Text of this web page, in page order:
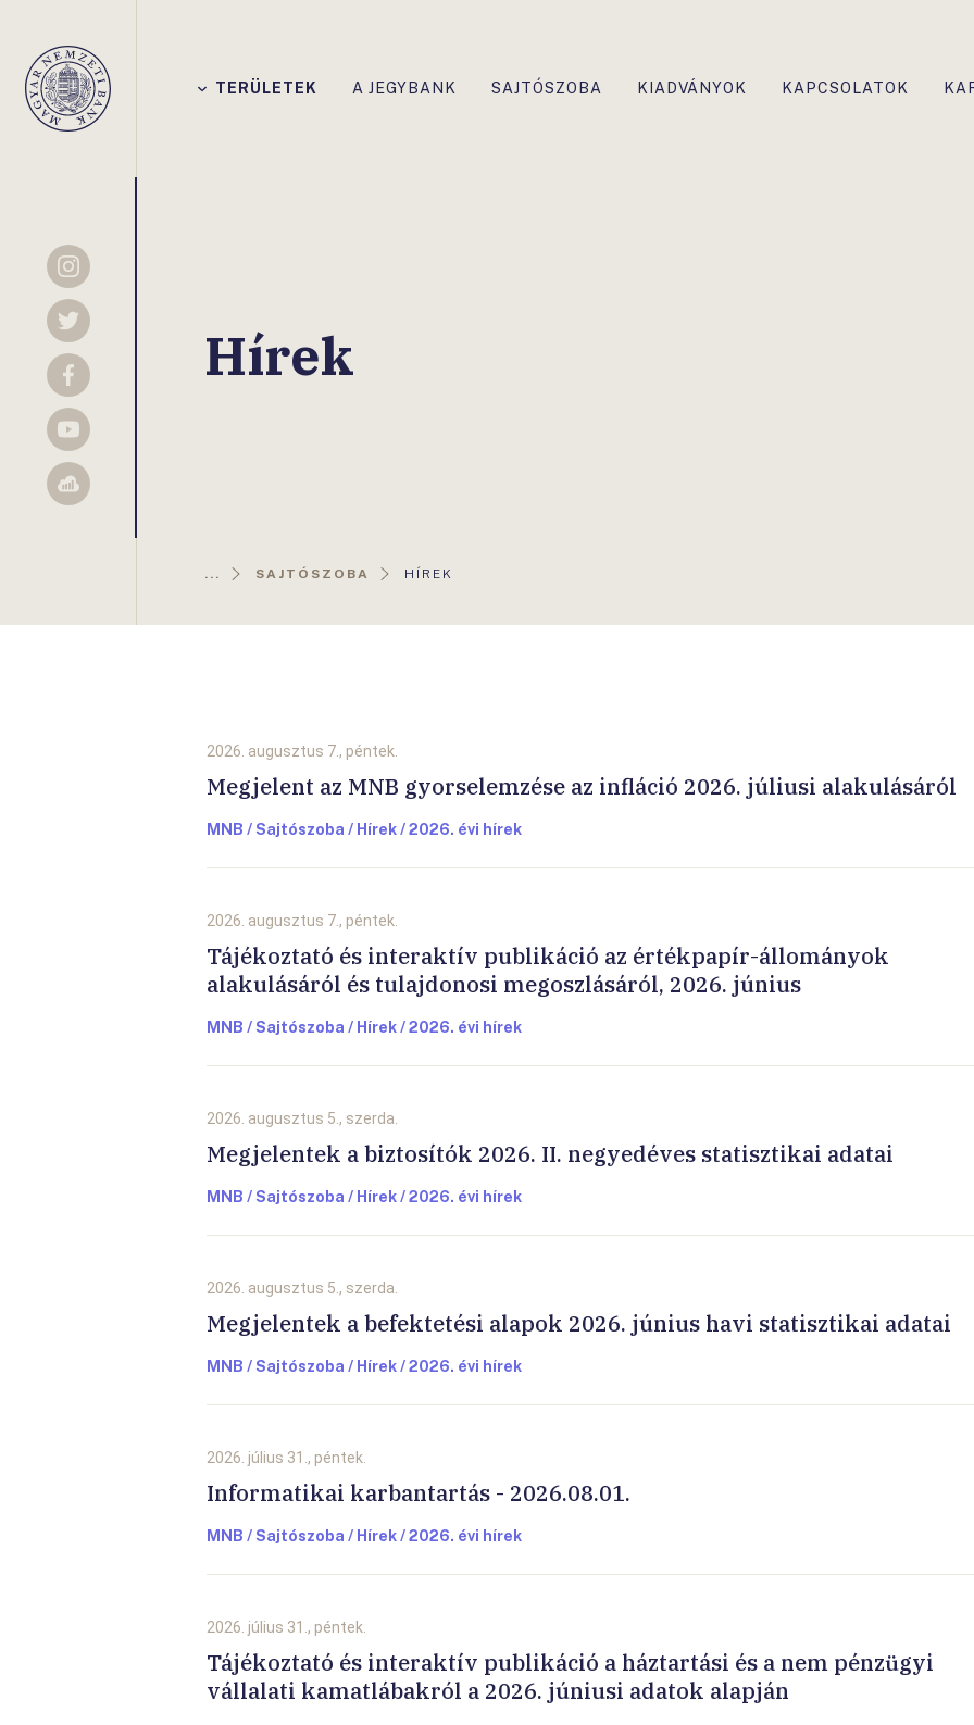
Magyar
Nemzeti
TERÜLETEK A JEGYBANK SAJTÓSZOBA KIADVÁNYOK KAPCSOLATOK
Instagram
Twitter
Facebook
YouTube
Sellsy
Hírek
... SAJTÓSZOBA
AKTUÁLIS
HÍREK
2026. augusztus 7., péntek.
Megjelent az MNB gyorselemzése az infláció 2026. júliusi alakulásáról
MNB / Sajtószoba / Hírek / 2026. évi hírek
2026. augusztus 7., péntek.
Tájékoztató és interaktív publikáció az értékpapír-állományok
alakulásáról és tulajdonosi megoszlásáról, 2026. június
MNB / Sajtószoba / Hírek / 2026. évi hírek
2026. augusztus 5., szerda.
Megjelentek a biztosítók 2026. II. negyedéves statisztikai adatai
MNB / Sajtószoba / Hírek / 2026. évi hírek
2026. augusztus 5., szerda.
Megjelentek a befektetési alapok 2026. június havi statisztikai adatai
MNB / Sajtószoba / Hírek / 2026. évi hírek
2026. július 31., péntek.
Informatikai karbantartás - 2026.08.01.
MNB / Sajtószoba / Hírek / 2026. évi hírek
2026. július 31., péntek.
Tájékoztató és interaktív publikáció a háztartási és a nem pénzügyi
vállalati kamatlábakról a 2026. júniusi adatok alapján